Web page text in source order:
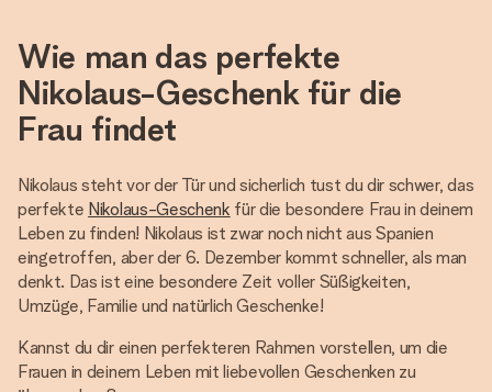
Wie man das perfekte
Nikolaus-Geschenk für die
Frau findet
Nikolaus steht vor der Tür und sicherlich tust du dir schwer, das
perfekte Nikolaus-Geschenk für die besondere Frau in deinem
Leben zu finden! Nikolaus ist zwar noch nicht aus Spanien
eingetroffen, aber der 6. Dezember kommt schneller, als man
denkt. Das ist eine besondere Zeit voller Süßigkeiten,
Umzüge, Familie und natürlich Geschenke!
Kannst du dir einen perfekteren Rahmen vorstellen, um die
Frauen in deinem Leben mit liebevollen Geschenken zu